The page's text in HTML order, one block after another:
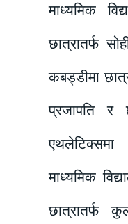
माध्यमिक
छात्रातर्फ
कबड्डीमा
प्रजापति र
माध्यमिक
छात्रातर्फ